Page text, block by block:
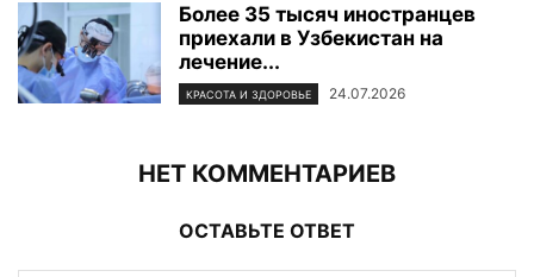
Более 35 тысяч иностранцев
приехали в Узбекистан на
лечение...
КРАСОТА И ЗДОРОВЬЕ 24.07.2026
НЕТ КОММЕНТАРИЕВ
ОСТАВЬТЕ ОТВЕТ